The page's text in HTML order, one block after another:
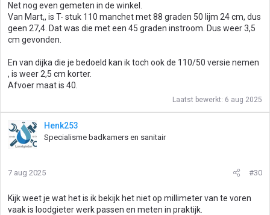
e
n
:
Net nog even gemeten in de winkel.
Van Mart,, is T- stuk 110 manchet met 88 graden 50 lijm 24 cm, dus
geen 27,4. Dat was die met een 45 graden instroom. Dus weer 3,5
cm gevonden.
En van dijka die je bedoeld kan ik toch ook de 110/50 versie nemen
, is weer 2,5 cm korter.
Afvoer maat is 40.
Laatst bewerkt: 6 aug 2025
Henk253
Specialisme badkamers en sanitair
7 aug 2025 #30
Kijk weet je wat het is ik bekijk het niet op millimeter van te voren
vaak is loodgieter werk passen en meten in praktijk.